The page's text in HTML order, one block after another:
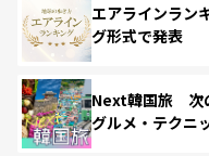
エアラインラン
グ形式で発表
Next韓国旅 次
グルメ・テクニ